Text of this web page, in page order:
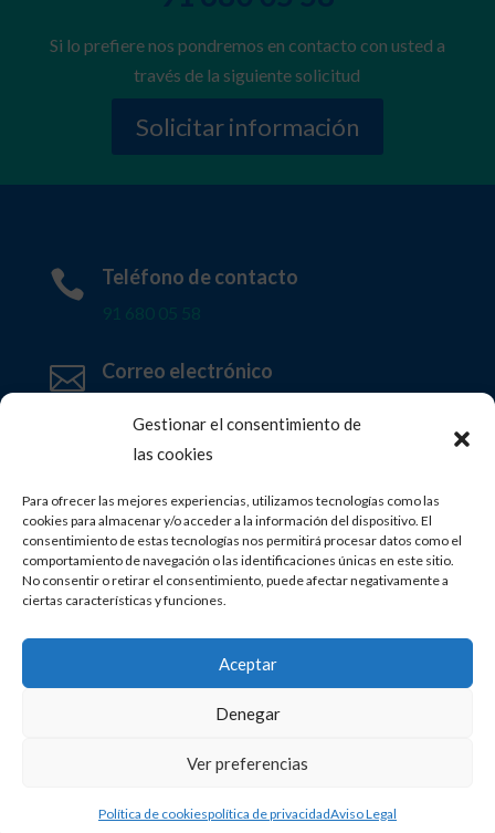
Gestionar el consentimiento de
las cookies
Para ofrecer las mejores experiencias, utilizamos tecnologías como las
cookies para almacenar y/o acceder a la información del dispositivo. El
consentimiento de estas tecnologías nos permitirá procesar datos como el
comportamiento de navegación o las identificaciones únicas en este sitio.
No consentir o retirar el consentimiento, puede afectar negativamente a
ciertas características y funciones.
Aceptar
Denegar
Ver preferencias
Política de cookiespolítica de privacidadAviso Legal
Si lo prefiere nos pondremos en contacto con usted a
través de la siguiente solicitud
Solicitar información
 Teléfono de contacto
91 680 05 58
 Correo electrónico
¿Cómo llegar?
C/ Clara Janés, 7 28919 Leganés (Madrid)
 Horario de la clínica
De lunes a viernes de 9:30 a 14:00 horas
16:00 a 20:30 horas.
Informáticas